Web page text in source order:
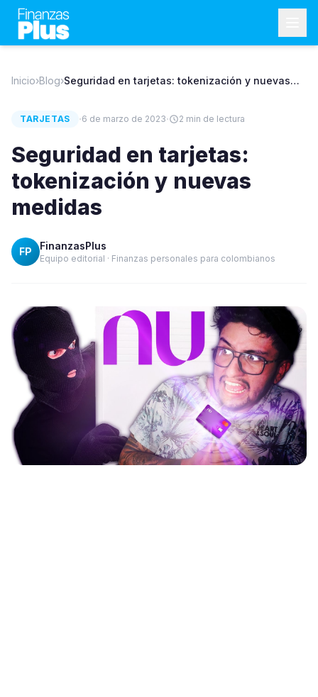
Inicio›Blog›Seguridad en tarjetas: tokenización y nuevas
TARJETAS ·6 de marzo de 2023· 2 min de lectura
Seguridad en tarjetas:
tokenización y nuevas
medidas
FP FinanzasPlus
Equipo editorial · Finanzas personales para colombianos